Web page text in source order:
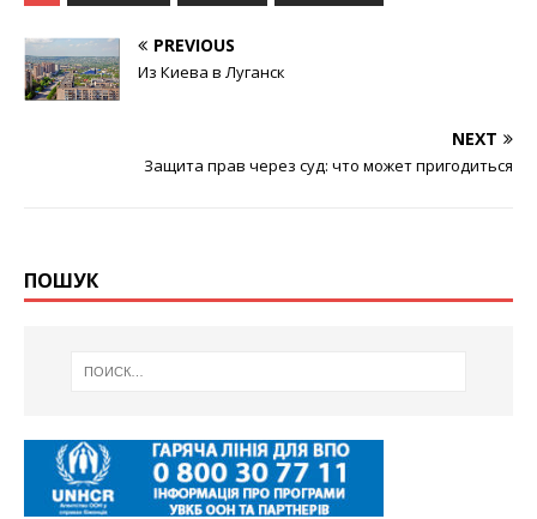
PREVIOUS
Из Киева в Луганск
NEXT
Защита прав через суд: что может пригодиться
ПОШУК